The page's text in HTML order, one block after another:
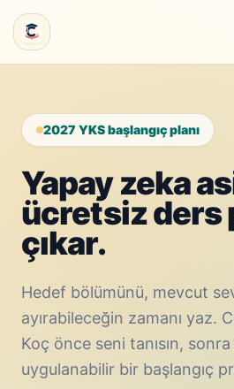
2027 YKS başlangıç planı
Yapay zeka
ücretsiz ders
çıkar.
Hedef bölümünü, mevcut
ayırabileceğin zamanı yaz.
Koç önce seni tanısın,
uygulanabilir bir başlangıç